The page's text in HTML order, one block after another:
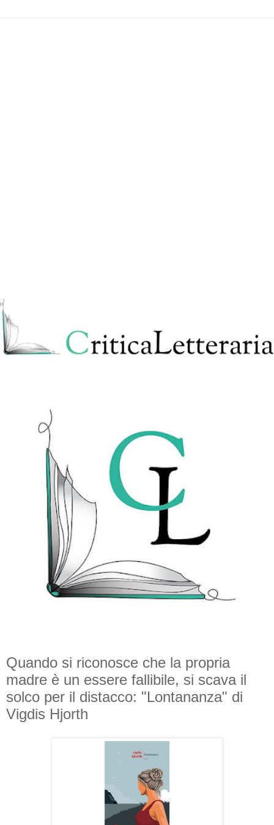
Quando si riconosce che la propria
madre è un essere fallibile, si scava il
solco per il distacco: "Lontananza" di
Vigdis Hjorth